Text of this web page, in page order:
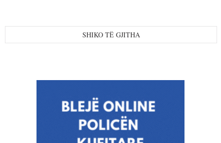
SHIKO TË GJITHA